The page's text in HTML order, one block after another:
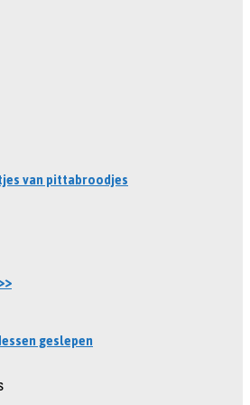
van pittabroodjes
geslepen